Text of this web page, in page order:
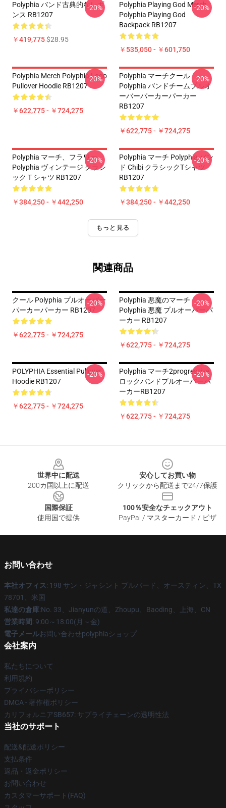
Polyphia バンド古典的なレギ
ンス RB1207
￥419,775$28.95
-20%
Polyphia Playing God Merch
Polyphia Playing God
Backpack RB1207
￥535,050 - ￥601,750
-20%
Polyphia Merch Polyphia Logo
Pullover Hoodie RB1207
￥622,775 - ￥724,275
-20%
Polyphia マーチクール
Polyphia バンドチームプルオ
ーバーパーカーパーカー
RB1207
￥622,775 - ￥724,275
-20%
Polyphia マーチ、フラワー
Polyphia ヴィンテージ クラシ
ック T シャツ RB1207
￥384,250 - ￥442,250
-20%
Polyphia マーチ Polyphia バン
ド Chibi クラシックTシャツ
RB1207
￥384,250 - ￥442,250
-20%
もっと見る
関連商品
クール Polyphia プルオーバー
パーカーパーカー RB1207
￥622,775 - ￥724,275
-20%
Polyphia 悪魔のマーチ
Polyphia 悪魔 プルオーバーパ
ーカー RB1207
￥622,775 - ￥724,275
-20%
POLYPHIA Essential Pullover
Hoodie RB1207
￥622,775 - ￥724,275
-20%
Polyphia マーチ2progressive
ロックバンドプルオーバーパ
ーカーRB1207
￥622,775 - ￥724,275
-20%
世界中に配送
200カ国以上に配送
安心してお買い物
クリックから配送まで24/7保護
国際保証
使用国で提供
100％安全なチェックアウト
PayPal / マスターカード / ビザ
お問い合わせ
本社オフィス: 198 サン・ジャシント ブルバード、オースティン、TX
78701、米国
私達の倉庫:No. 33、Jianyunの道、Zhoupu、Baoding、上海、CN
営業時間: 9:00～18:00(月～金)
電子メールお問い合わせpolyphiaショップ
会社案内
私たちについて
利用規約
プライバシーポリシー
DMCA - 著作権ポリシー
カリフォルニアSB657: サプライチェーンの透明性法
当社のサポート
配送&配送ポリシー
支払条件
返品・返金ポリシー
お問い合わせ
カスタマーサポート(FAQ)